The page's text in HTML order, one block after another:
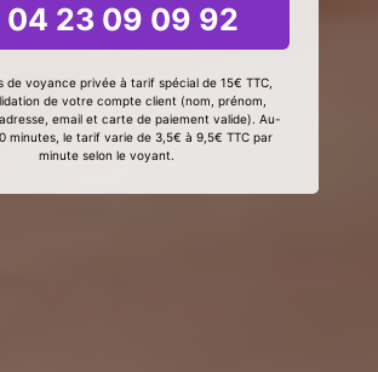
04 23 09 09 92
de voyance privée à tarif spécial de 15€ TTC,
de votre compte client (nom, prénom,
email et carte de paiement valide). Au-
minutes, le tarif varie de 3,5€ à 9,5€ TTC par
minute selon le voyant.